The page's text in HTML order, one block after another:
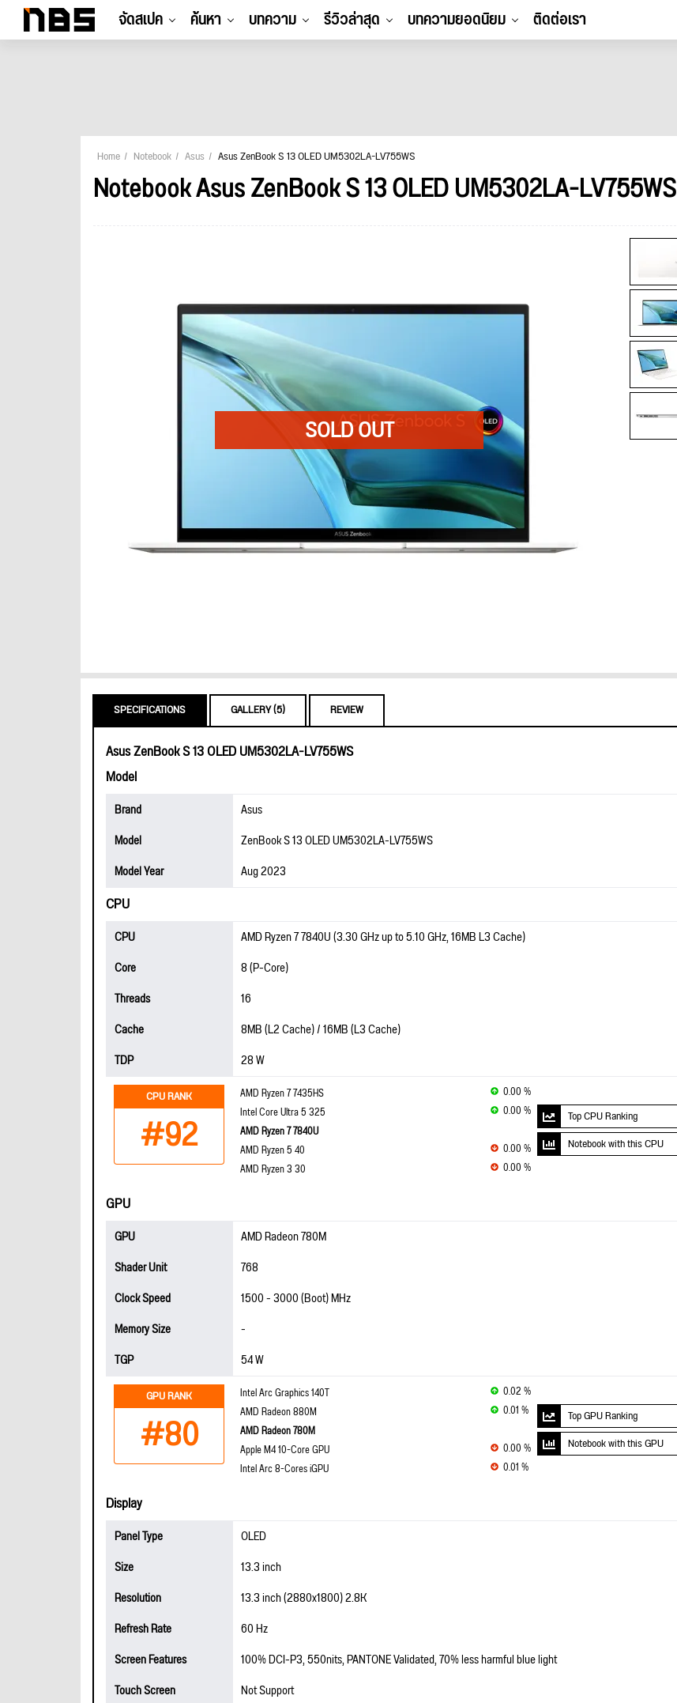
จัดสเปค ค้นหา บทความ รีวิวล่าสุด บทความยอดนิยม ติดต่อเรา
Home Notebook Asus Asus ZenBook S 13 OLED UM5302LA-LV755WS
Notebook Asus ZenBook S 13 OLED UM5302LA-LV755WS
SPECIFICATIONS GALLERY (5) REVIEW
Asus ZenBook S 13 OLED UM5302LA-LV755WS
Model
Brand
Asus
Model
ZenBook S 13 OLED UM5302LA-LV755WS
Model Year
Aug 2023
CPU
CPU
AMD Ryzen 7 7840U (3.30 GHz up to 5.10 GHz, 16MB L3 Cache)
Core
8 (P-Core)
Threads
16
Cache
8MB (L2 Cache) / 16MB (L3 Cache)
TDP
28 W
CPU RANK
#92
AMD Ryzen 7 7435HS
0.00 %
Intel Core Ultra 5 325
0.00 %
AMD Ryzen 7 7840U
AMD Ryzen 5 40
0.00 %
AMD Ryzen 3 30
0.00 %
Top CPU Ranking
Notebook with this CPU
GPU
GPU
AMD Radeon 780M
Shader Unit
768
Clock Speed
1500 - 3000 (Boot) MHz
Memory Size
-
TGP
54 W
GPU RANK
#80
Intel Arc Graphics 140T
0.02 %
AMD Radeon 880M
0.01 %
AMD Radeon 780M
Apple M4 10-Core GPU
0.00 %
Intel Arc 8-Cores iGPU
0.01 %
Top GPU Ranking
Notebook with this GPU
Display
Panel Type
OLED
Size
13.3 inch
Resolution
13.3 inch (2880x1800) 2.8K
Refresh Rate
60 Hz
Screen Features
100% DCI-P3, 550nits, PANTONE Validated, 70% less harmful blue light
Touch Screen
Not Support